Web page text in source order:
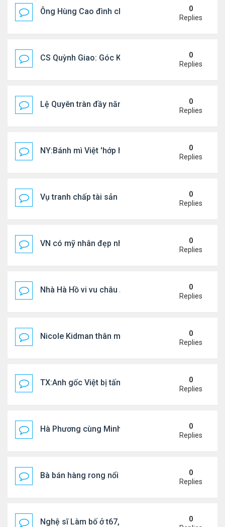
Ông Hùng Cao đình chỉ công tác quan chức 'nói
0
Replies
CS Quỳnh Giao: Góc Khuất Của Căn Bệnh Đoạt
0
Replies
Lệ Quyên tràn đầy năng lượng tại Mỹ
0
Replies
NY:Bánh mì Việt 'hớp hồn' thực khách Mỹ
0
Replies
Vụ tranh chấp tài sản của dv Đức Tiến
0
Replies
VN có mỹ nhân đẹp như búp bê bỏ showbiz lấy
0
Replies
Nhà Hà Hồ vi vu châu Âu
0
Replies
Nicole Kidman thân mật bên bf doanh nhân
0
Replies
TX:Anh gốc Việt bị tấn công dã man, khó qua khỏi
0
Replies
Hà Phương cùng Minh Tuyết đi sự kiện
0
Replies
Bà bán hàng rong nổi tiếng bị tịch thu quang gánh
0
Replies
Nghệ sĩ Làm bố ở t67, mê dưỡng da chẳng kém
0